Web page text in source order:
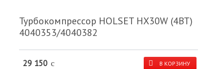
Турбокомпрессор HOLSET HX30W (4ВТ)
4040353/4040382
29 150 c В КОРЗИНУ